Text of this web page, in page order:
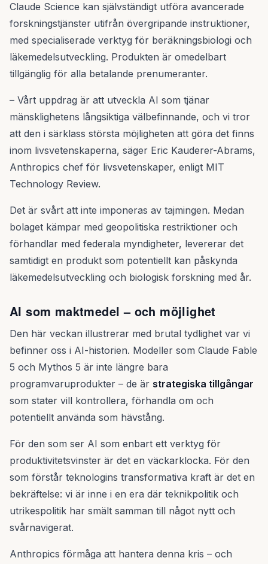
Claude Science kan självständigt utföra avancerade
forskningstjänster utifrån övergripande instruktioner,
med specialiserade verktyg för beräkningsbiologi och
läkemedelsutveckling. Produkten är omedelbart
tillgänglig för alla betalande prenumeranter.
– Vårt uppdrag är att utveckla AI som tjänar
mänsklighetens långsiktiga välbefinnande, och vi tror
att den i särklass största möjligheten att göra det finns
inom livsvetenskaperna, säger Eric Kauderer-Abrams,
Anthropics chef för livsvetenskaper, enligt MIT
Technology Review.
Det är svårt att inte imponeras av tajmingen. Medan
bolaget kämpar med geopolitiska restriktioner och
förhandlar med federala myndigheter, levererar det
samtidigt en produkt som potentiellt kan påskynda
läkemedelsutveckling och biologisk forskning med år.
AI som maktmedel – och möjlighet
Den här veckan illustrerar med brutal tydlighet var vi
befinner oss i AI-historien. Modeller som Claude Fable
5 och Mythos 5 är inte längre bara
programvaruprodukter – de är strategiska tillgångar
som stater vill kontrollera, förhandla om och
potentiellt använda som hävstång.
För den som ser AI som enbart ett verktyg för
produktivitetsvinster är det en väckarklocka. För den
som förstår teknologins transformativa kraft är det en
bekräftelse: vi är inne i en era där teknikpolitik och
utrikespolitik har smält samman till något nytt och
svårnavigerat.
Anthropics förmåga att hantera denna kris – och